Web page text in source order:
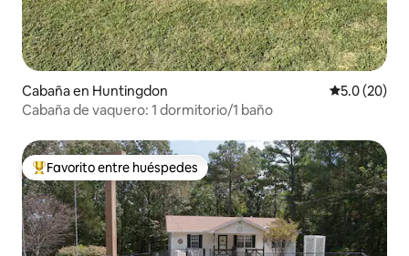
Cabaña en Huntingdon Calificación
5.0 (20)
Cabaña de vaquero: 1 dormitorio/1 baño
Favorito entre huéspedes preferido
Favorito entre huéspedes